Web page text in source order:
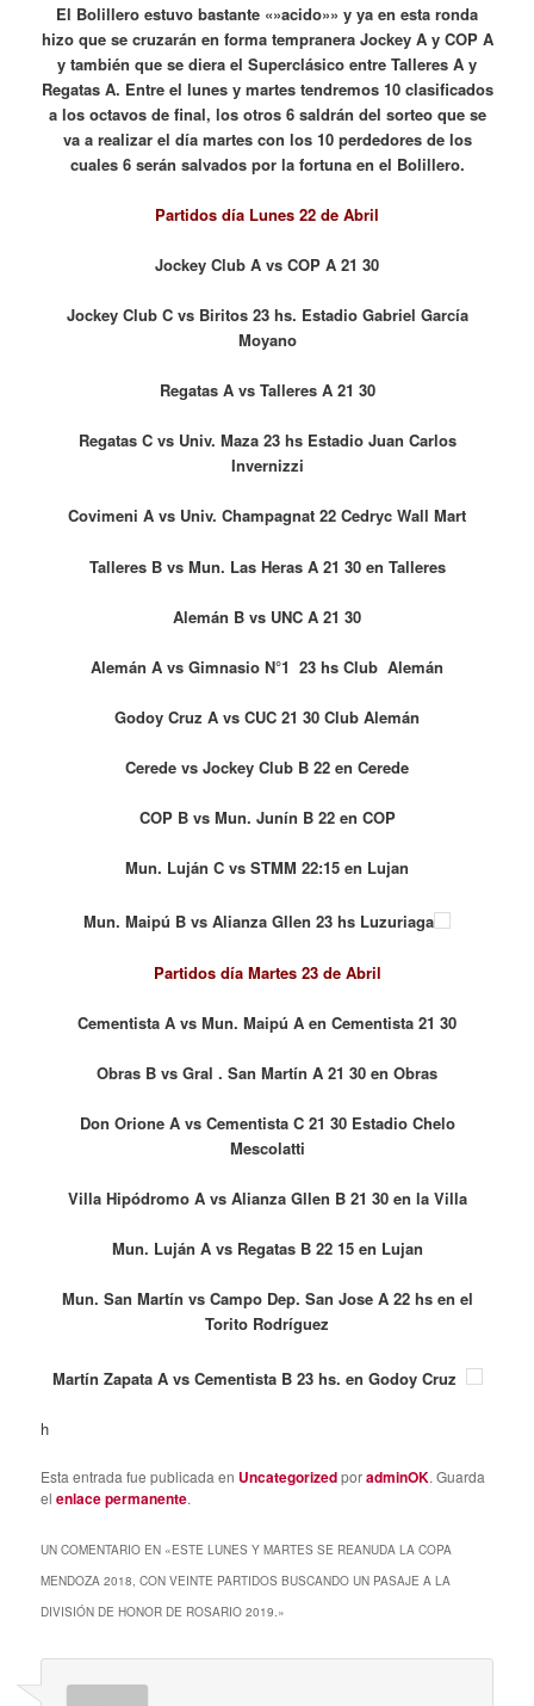
El Bolillero estuvo bastante «»acido»» y ya en esta ronda
hizo que se cruzarán en forma tempranera Jockey A y COP A
y también que se diera el Superclásico entre Talleres A y
Regatas A. Entre el lunes y martes tendremos 10 clasificados
a los octavos de final, los otros 6 saldrán del sorteo que se
va a realizar el día martes con los 10 perdedores de los
cuales 6 serán salvados por la fortuna en el Bolillero.
Partidos día Lunes 22 de Abril
Jockey Club A vs COP A 21 30
Jockey Club C vs Biritos 23 hs. Estadio Gabriel García
Moyano
Regatas A vs Talleres A 21 30
Regatas C vs Univ. Maza 23 hs Estadio Juan Carlos
Invernizzi
Covimeni A vs Univ. Champagnat 22 Cedryc Wall Mart
Talleres B vs Mun. Las Heras A 21 30 en Talleres
Alemán B vs UNC A 21 30
Alemán A vs Gimnasio N°1 23 hs Club Alemán
Godoy Cruz A vs CUC 21 30 Club Alemán
Cerede vs Jockey Club B 22 en Cerede
COP B vs Mun. Junín B 22 en COP
Mun. Luján C vs STMM 22:15 en Lujan
Mun. Maipú B vs Alianza Gllen 23 hs Luzuriaga
Partidos día Martes 23 de Abril
Cementista A vs Mun. Maipú A en Cementista 21 30
Obras B vs Gral . San Martín A 21 30 en Obras
Don Orione A vs Cementista C 21 30 Estadio Chelo
Mescolatti
Villa Hipódromo A vs Alianza Gllen B 21 30 en la Villa
Mun. Luján A vs Regatas B 22 15 en Lujan
Mun. San Martín vs Campo Dep. San Jose A 22 hs en el
Torito Rodríguez
Martín Zapata A vs Cementista B 23 hs. en Godoy Cruz
h
Esta entrada fue publicada en UncategorizedporadminOK. Guarda
elenlace permanente.
UN COMENTARIO EN «ESTE LUNES Y MARTES SE REANUDA LA COPA
MENDOZA 2018, CON VEINTE PARTIDOS BUSCANDO UN PASAJE A LA
DIVISIÓN DE HONOR DE ROSARIO 2019.»